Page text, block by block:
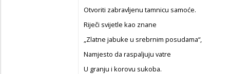
Otvoriti zabravljenu tamnicu samoće.
Riječi svijetle kao znane
„Zlatne jabuke u srebrnim posudama“,
Namjesto da raspaljuju vatre
U granju i korovu sukoba.